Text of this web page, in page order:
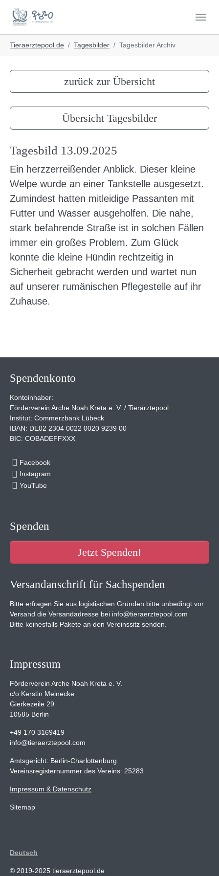
Tieraerztepool.de
Tagesbilder Tagesbilder Archiv
zurück zur Übersicht
Übersicht Tagesbilder
Tagesbild 13.09.2025
Ein herzzerreißender Anblick. Dieser kleine
Welpe wurde an einer Tankstelle ausgesetzt.
Zumindest hatten mitleidige Passanten mit
Futter und Wasser ausgeholfen. Die nahe,
stark befahrende Straße ist in solchen Fällen
immer ein großes Problem. Zum Glück
konnte die kleine Hündin rechtzeitig in
Sicherheit gebracht werden und wartet nun
auf unserer rumänischen Pflegestelle auf ihr
Zuhause.
Spendenkonto
Kontoinhaber:
Förderverein Arche Noah Kreta e. V. / Tierärztepool
Institut: Commerzbank Lübeck
IBAN: DE02 2304 0022 0020 9239 00
BIC: COBADEFFXXX
Facebook
Instagram
YouTube
Spenden
Jetzt Spenden!
Versandanschrift für Sachspenden
Bitte erfragen Sie aus logistischen Gründen bitte unbedingt vor
Versand die Versandadresse bei info@tieraerztepool.com
Bitte keinesfalls Pakete an den Vereinssitz senden.
Impressum
Förderverein Arche Noah Kreta e. V.
c/o Kerstin Meinecke
Gierkezeile 29
10585 Berlin
+49 170 3169419
info@tieraerztepool.com
Amtsgericht: Berlin-Charlottenburg
Vereinsregisternummer des Vereins: 25283
Impressum & Datenschutz
Sitemap
Deutsch
© 2019-2025 tieraerztepool.de